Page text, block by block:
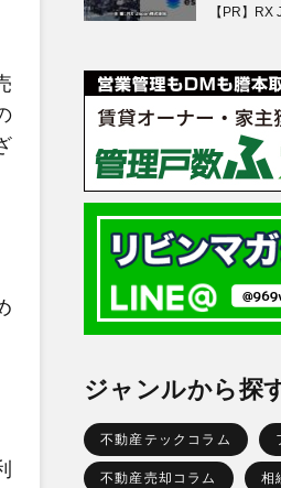
【PR】RX
ジャンルから探
不動産テックコラム
不動産売却コラム 相